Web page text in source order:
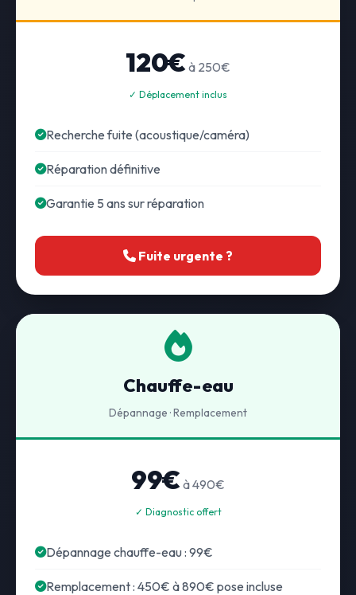
120€ à 250€
✓ Déplacement inclus
Recherche fuite (acoustique/caméra)
Réparation définitive
Garantie 5 ans sur réparation
Fuite urgente ?
Chauffe-eau
Dépannage · Remplacement
99€ à 490€
✓ Diagnostic offert
Dépannage chauffe-eau : 99€
Remplacement : 450€ à 890€ pose incluse